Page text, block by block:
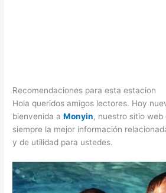
Recomendaciones para esta estacion
Hola queridos amigos lectores. Hoy
bienvenida aMonyin, nuestro sitio
siempre la mejor información
y de utilidad para ustedes.